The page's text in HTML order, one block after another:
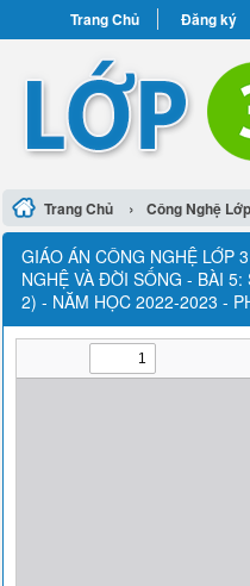
Trang Chủ Đăng ký
Trang Chủ › Công Nghệ
GIÁO ÁN CÔNG NGHỆ LỚP
NGHỆ VÀ ĐỜI SỐNG - BÀI
2) - NĂM HỌC 2022-2023 -